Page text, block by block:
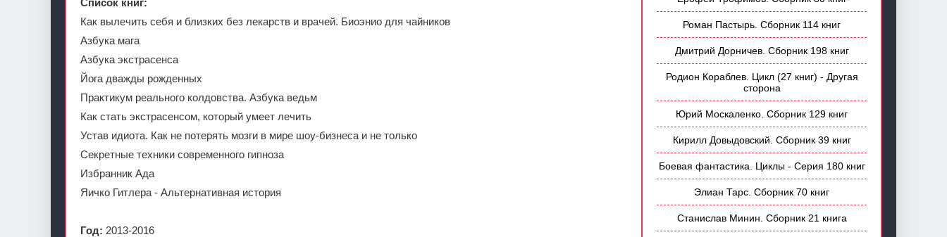
Список книг:
Как вылечить себя и близких без лекарств и врачей. Биоэнио для чайников
Азбука мага
Азбука экстрасенса
Йога дважды рожденных
Практикум реального колдовства. Азбука ведьм
Как стать экстрасенсом, который умеет лечить
Устав идиота. Как не потерять мозги в мире шоу-бизнеса и не только
Секретные техники современного гипноза
Избранник Ада
Яичко Гитлера - Альтернативная история
Год: 2013-2016
Роман Пастырь. Сборник 114 книг
Дмитрий Дорничев. Сборник 198 книг
Родион Кораблев. Цикл (27 книг) - Другая
сторона
Юрий Москаленко. Сборник 129 книг
Кирилл Довыдовский. Сборник 39 книг
Боевая фантастика. Циклы - Серия 180 книг
Элиан Тарс. Сборник 70 книг
Станислав Минин. Сборник 21 книга